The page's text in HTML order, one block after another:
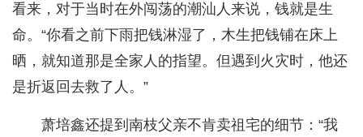
看来，对于当时在外闯荡的潮汕人来说，钱就是生
命。“你看之前下雨把钱淋湿了，木生把钱铺在床上
晒，就知道那是全家人的指望。但遇到火灾时，他还
是折返回去救了人。”
萧培鑫还提到南枝父亲不肯卖祖宅的细节：“我